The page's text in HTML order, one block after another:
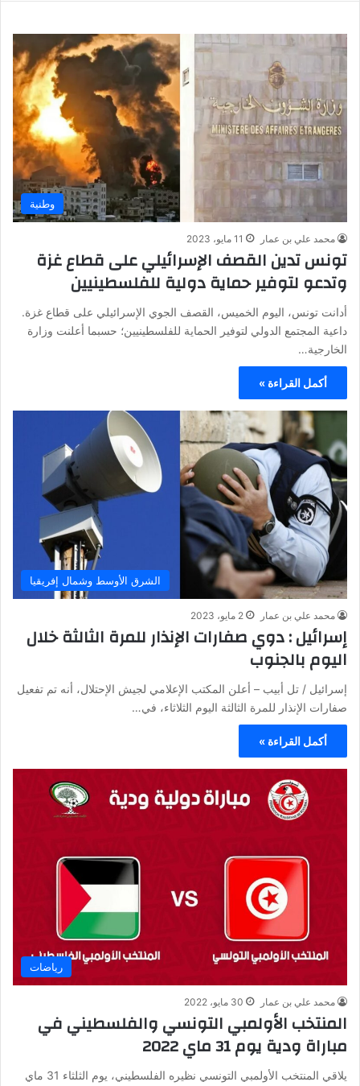
وطنية
محمد علي بن عمار 11 مايو، 2023
تونس تدين القصف الإسرائيلي على قطاع غزة
وتدعو لتوفير حماية دولية للفلسطينيين
أدانت تونس، اليوم الخميس، القصف الجوي الإسرائيلي على قطاع غزة.
داعية المجتمع الدولي لتوفير الحماية للفلسطينيين؛ حسبما أعلنت وزارة
الخارجية…
أكمل القراءة »
الشرق الأوسط وشمال إفريقيا
محمد علي بن عمار 2 مايو، 2023
إسرائيل : دوي صفارات الإنذار للمرة الثالثة خلال
اليوم بالجنوب
إسرائيل / تل أبيب – أعلن المكتب الإعلامي لجيش الإحتلال، أنه تم تفعيل
صفارات الإنذار للمرة الثالثة اليوم الثلاثاء، في…
أكمل القراءة »
رياضات
محمد علي بن عمار 30 مايو، 2022
المنتخب الأولمبي التونسي والفلسطيني في
مباراة ودية يوم 31 ماي 2022
يلاقي المنتخب الأولمبي التونسي نظيره الفلسطيني، يوم الثلثاء 31 ماي